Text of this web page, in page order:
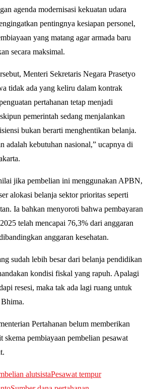
agenda modernisasi kekuatan udara
pentingnya kesiapan personel,
yang matang agar armada baru
secara maksimal.
Menteri Sekretaris Negara Prasetyo
tidak ada yang keliru dalam kontrak
pertahanan tetap menjadi
pemerintah sedang menjalankan
bukan berarti menghentikan belanja.
adalah kebutuhan nasional,” ucapnya di
jika pembelian ini menggunakan APBN,
alokasi belanja sektor prioritas seperti
Ia bahkan menyoroti bahwa pembayaran
telah mencapai 76,3% dari anggaran
anggaran kesehatan.
sudah lebih besar dari belanja pendidikan
kondisi fiskal yang rapuh. Apalagi
resesi, maka tak ada lagi ruang untuk
Pertahanan belum memberikan
skema pembiayaan pembelian pesawat
alutsistaPesawat tempur